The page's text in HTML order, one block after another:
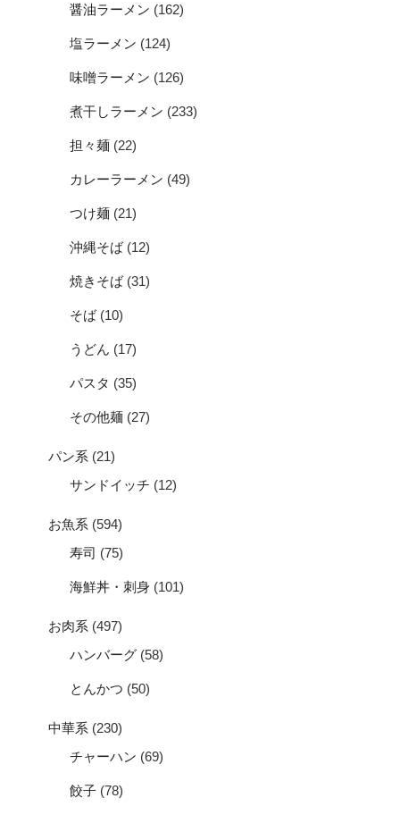
醤油ラーメン (162)
塩ラーメン (124)
味噌ラーメン (126)
煮干しラーメン (233)
担々麺 (22)
カレーラーメン (49)
つけ麺 (21)
沖縄そば(12)
焼きそば(31)
そば(10)
うどん (17)
パスタ (35)
その他麺 (27)
パン系 (21)
サンドイッチ (12)
お魚系 (594)
寿司 (75)
海鮮丼・刺身 (101)
お肉系 (497)
ハンバーグ (58)
とんかつ (50)
中華系 (230)
チャーハン (69)
餃子 (78)